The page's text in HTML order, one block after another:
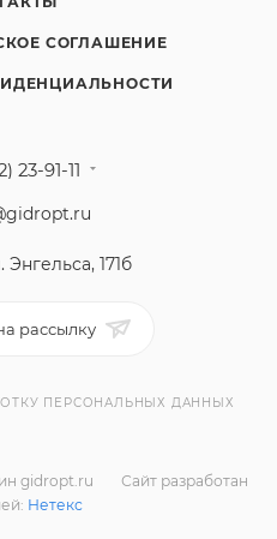
СОГЛАШЕНИЕ
23-91-11
Энгельса, 171б
рассылку
ПЕРСОНАЛЬНЫХ ДАННЫХ
gidropt.ru
Сайт разработан
Нетекс